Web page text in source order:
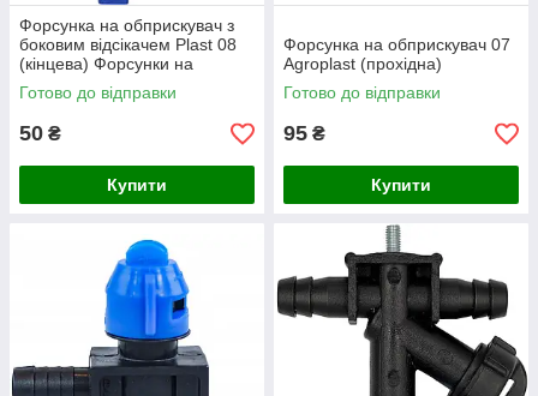
Форсунка на обприскувач з
боковим відсікачем Plast 08
(кінцева) Форсунки на
саморобний обприскувач
Готово до відправки
50 ₴
Купити
Форсунка на обприскувач 07
Agroplast (прохідна)
Готово до відправки
95 ₴
Купити